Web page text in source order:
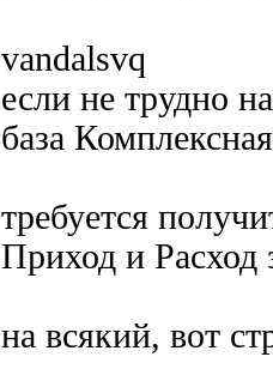
vandalsvq
если не трудно
база
требуется
Приход и Расход
на всякий, вот